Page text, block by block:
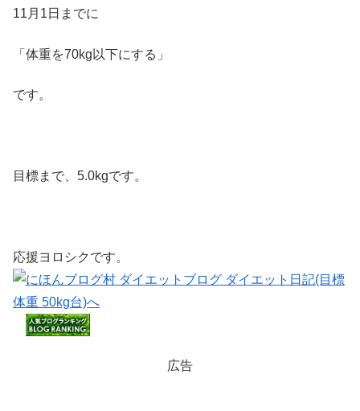
11月1日までに
「体重を70kg以下にする」
です。
目標まで、5.0kgです。
応援ヨロシクです。
広告